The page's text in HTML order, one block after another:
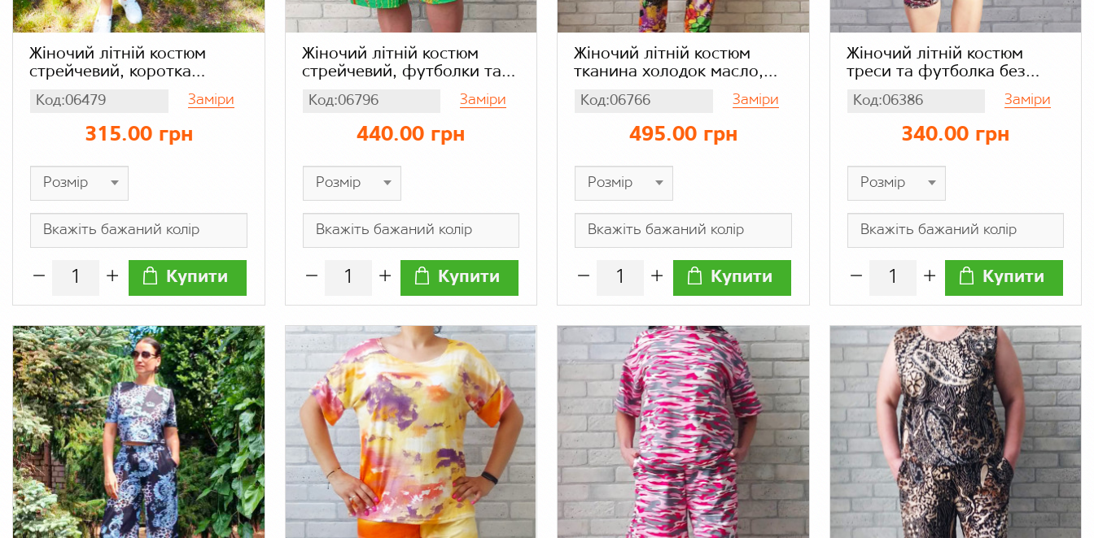
Жіночий літній костюм
стрейчевий, коротка
розрізом з боків
(блакитний леопард),
Код:06479 Заміри
315.00 грн
Купити
Жіночий літній костюм
стрейчевий, футболки та
кишенями, бамбук віскоза
салатовий в яскраве листя.
Код:06796 Заміри
440.00 грн
Купити
Жіночий літній костюм
тканина холодок масло,
кишенями, квітковий принт
Код:06766 Заміри
495.00 грн
Купити
Жіночий літній костюм
треси та футболка без
рукава кольоровий принт,
бамбук стрейч кулір
Код:06386 Заміри
340.00 грн
Купити